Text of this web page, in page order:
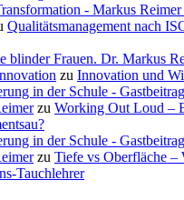
- Markus
Qualitätsmanagement nach
blinder Frauen. Dr. Markus
zu Innovation und
in der Schule -
zu Working Out Loud –
in der Schule -
zu Tiefe vs Oberfläche –
Tauchlehrer